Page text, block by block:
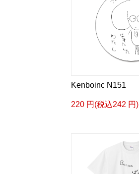
Kenboinc N151
220 円(税込242 円)